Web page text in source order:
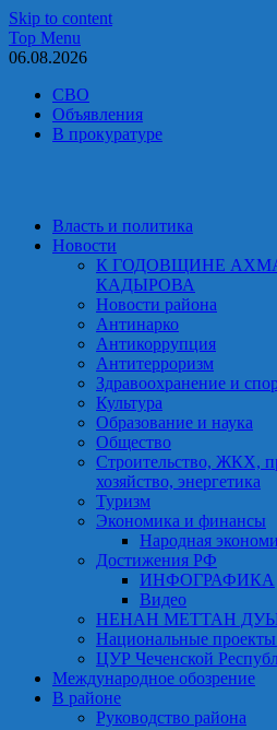
Skip to content
Top Menu
06.08.2026
СВО
Объявления
В прокуратуре
Власть и политика
Новости
К ГОДОВЩИНЕ
КАДЫРОВА
Новости района
Антинарко
Антикоррупция
Антитерроризм
Здравоохранение и
Культура
Образование и наука
Общество
Строительство, ЖКХ,
хозяйство, энергетика
Туризм
Экономика и финансы
Народная
Достижения РФ
ИНФОГРАФИКА
Видео
НЕНАН МЕТТАН
Национальные
ЦУР Чеченской
Международное обозрение
В районе
Руководство района